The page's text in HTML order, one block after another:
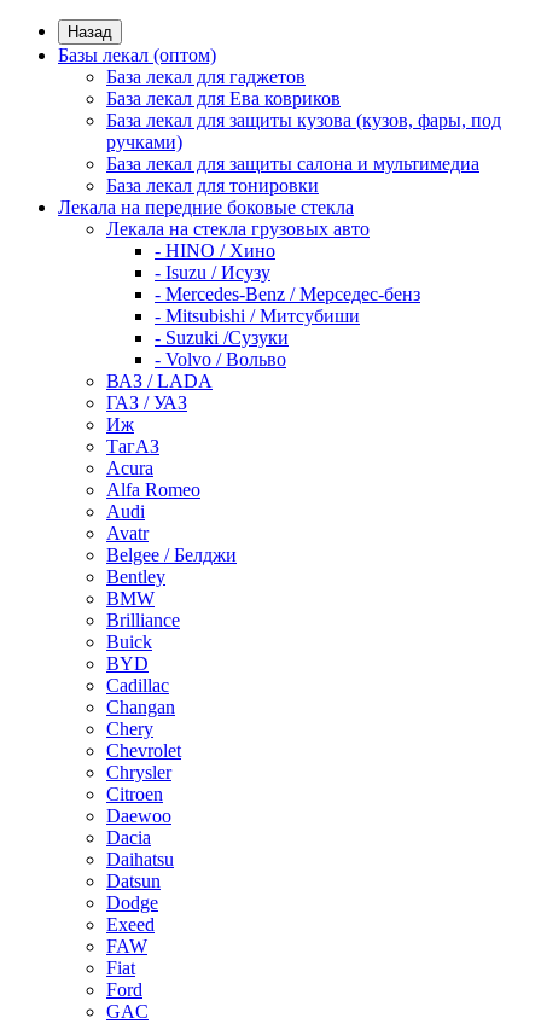
Назад
Базы лекал (оптом)
База лекал для гаджетов
База лекал для Ева ковриков
База лекал для защиты кузова (кузов, фары, под
ручками)
База лекал для защиты салона и мультимедиа
База лекал для тонировки
Лекала на передние боковые стекла
Лекала на стекла грузовых авто
- HINO / Хино
- Isuzu / Исузу
- Mercedes-Benz / Мерседес-бенз
- Mitsubishi / Митсубиши
- Suzuki /Сузуки
- Volvo / Вольво
ВАЗ / LADA
ГАЗ / УАЗ
Иж
ТагАЗ
Acura
Alfa Romeo
Audi
Avatr
Belgee / Белджи
Bentley
BMW
Brilliance
Buick
BYD
Cadillac
Changan
Chery
Chevrolet
Chrysler
Citroen
Daewoo
Dacia
Daihatsu
Datsun
Dodge
Exeed
FAW
Fiat
Ford
GAC